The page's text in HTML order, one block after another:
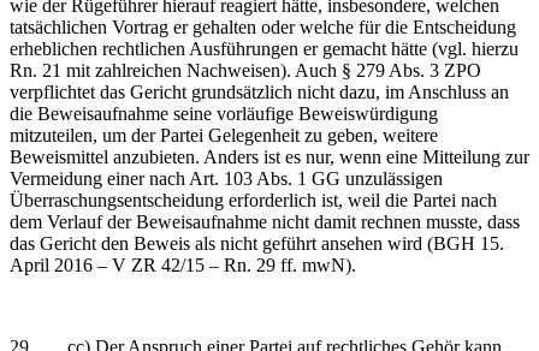
wie der Rügeführer hierauf reagiert hätte, insbesondere, welchen
tatsächlichen Vortrag er gehalten oder welche für die Entscheidung
erheblichen rechtlichen Ausführungen er gemacht hätte (vgl. hierzu
Rn. 21 mit zahlreichen Nachweisen). Auch § 279 Abs. 3 ZPO
verpflichtet das Gericht grundsätzlich nicht dazu, im Anschluss an
die Beweisaufnahme seine vorläufige Beweiswürdigung
mitzuteilen, um der Partei Gelegenheit zu geben, weitere
Beweismittel anzubieten. Anders ist es nur, wenn eine Mitteilung zur
Vermeidung einer nach Art. 103 Abs. 1 GG unzulässigen
Überraschungsentscheidung erforderlich ist, weil die Partei nach
dem Verlauf der Beweisaufnahme nicht damit rechnen musste, dass
das Gericht den Beweis als nicht geführt ansehen wird (BGH 15.
April 2016 – V ZR 42/15 – Rn. 29 ff. mwN).
29 cc) Der Anspruch einer Partei auf rechtliches Gehör kann